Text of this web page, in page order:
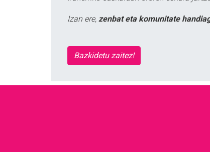
Izan ere, zenbat eta komunitate
Bazkidetu zaitez!